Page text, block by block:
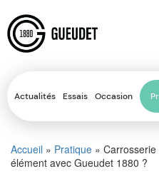
Actualités Essais Occasion
Accueil » Pratique »
élément avec Gueudet 1880 ?